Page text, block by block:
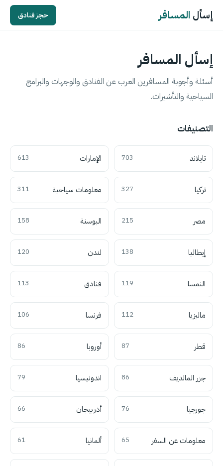
إسأل المسافر حجز فنادق
إسأل المسافر
أسئلة وأجوبة المسافرين العرب عن الفنادق والوجهات والبرامج
السياحية والتأشيرات.
التصنيفات
تايلاند 703 الإمارات 613
تركيا 327 معلومات سياحية 311
مصر 215 البوسنة 158
إيطاليا 138 لندن 120
النمسا 119 فنادق 113
ماليزيا 112 فرنسا 106
قطر 87 أوروبا 86
جزر المالديف 86 اندونيسيا 79
جورجيا 76 أذربيجان 66
معلومات عن السفر 65 ألمانيا 61